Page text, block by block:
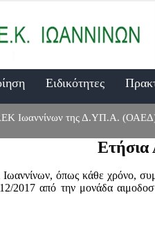
Ειδικότητες
Ιωαννίνων της Δ.ΥΠ.Α.
Ετήσια
όπως κάθε χρόνο,
2017 από την μονάδα